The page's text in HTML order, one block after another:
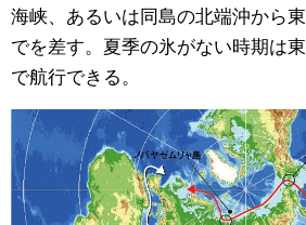
海峡、あるいは同島の北端沖から
でを差す。夏季の氷がない時期は
で航行できる。